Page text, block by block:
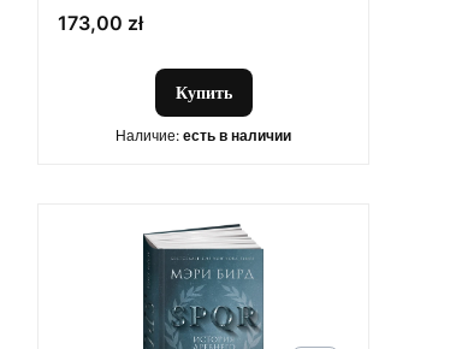
История длиной в 140 лет (2-
е изд.)
Цена
173,00 zł
Купить
Наличие: есть в наличии